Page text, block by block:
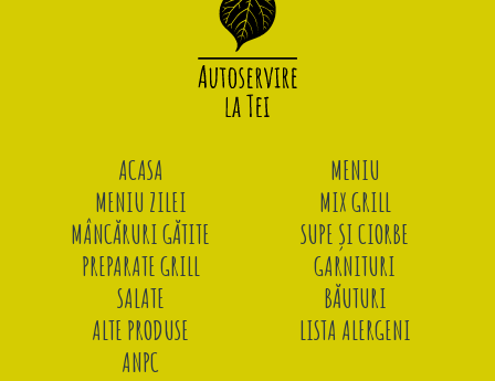
ACASA
MENIU
MENIU ZILEI
MIX GRILL
MÂNCĂRURI GĂTITE
SUPE ȘI CIORBE
PREPARATE GRILL
GARNITURI
SALATE
BĂUTURI
ALTE PRODUSE
LISTA ALERGENI
ANPC